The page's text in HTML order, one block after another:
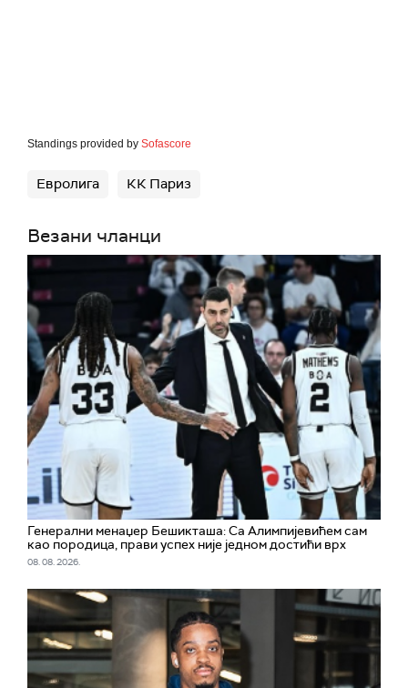
Standings provided by Sofascore
Евролига КК Париз
Везани чланци
Генерални менаџер Бешикташа: Са Алимпијевићем сам
као породица, прави успех није једном достићи врх
08. 08. 2026.